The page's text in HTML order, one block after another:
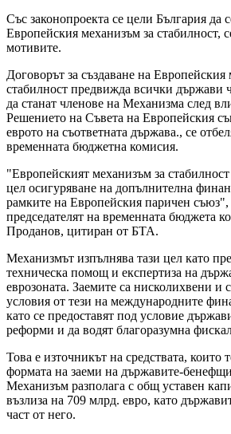
Със законопроекта се цели България да
Европейския механизъм за стабилност,
мотивите.
Договорът за създаване на Европейския
стабилност предвижда всички държави
да станат членове на Механизма след
Решението на Съвета на Европейския
еврото на съответната държава., се
временната бюджетна комисия.
"Европейският механизъм за
цел осигуряване на допълнителна
рамките на Европейския паричен съюз",
председателят на временната бюджета
Проданов, цитиран от БТА.
Механизмът изпълнява тази цел като
техническа помощ и експертиза на
еврозоната. Заемите са нисколихвени и
условия от тези на международните
като се предоставят под условие
реформи и да водят благоразумна
Това е източникът на средствата, които
формата на заеми на държавите-
Механизъм разполага с общ уставен
възлиза на 709 млрд. евро, като
част от него.